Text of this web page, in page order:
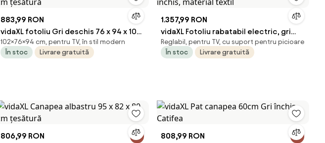
883,99 RON
vidaXL fotoliu Gri deschis 76 x 94 x 102
cm țesătură
102×76×94 cm, pentru TV, în stil modern
În stoc
Livrare gratuită
1.357,99 RON
vidaXL Fotoliu rabatabil electric, gri
închis, material textil
Reglabil, pentru TV, cu suport pentru picioare
În stoc
Livrare gratuită
806,99 RON
808,99 RON